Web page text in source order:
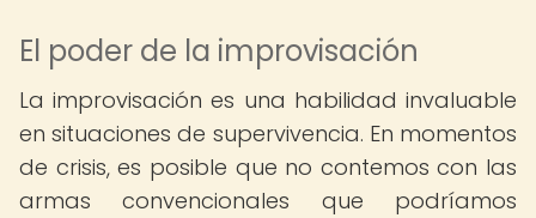
El poder de la improvisación
La improvisación es una habilidad invaluable
en situaciones de supervivencia. En momentos
de crisis, es posible que no contemos con las
armas convencionales que podríamos